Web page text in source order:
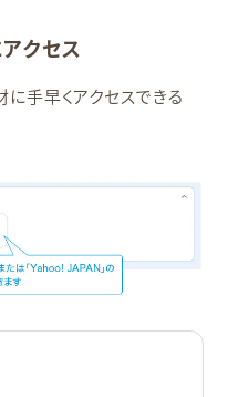
クセス
手早くアクセスできる